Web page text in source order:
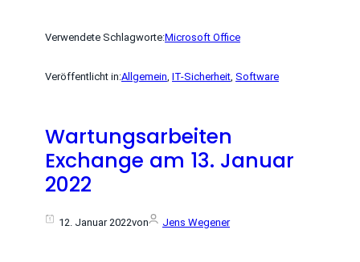
Verwendete Schlagworte:Microsoft Office
Veröffentlicht in:Allgemein, IT-Sicherheit, Software
Wartungsarbeiten
Exchange am 13. Januar
2022
12. Januar 2022von Jens Wegener